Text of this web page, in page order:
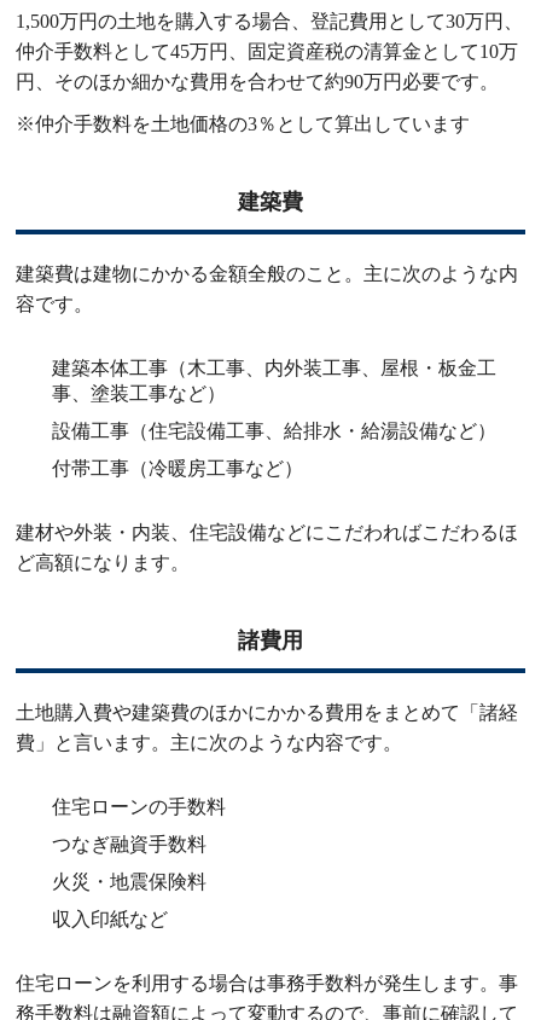
1,500万円の土地を購入する場合、登記費用として30万円、
仲介手数料として45万円、固定資産税の清算金として10万
円、そのほか細かな費用を合わせて約90万円必要です。
※仲介手数料を土地価格の3％として算出しています
建築費
建築費は建物にかかる金額全般のこと。主に次のような内
容です。
建築本体工事（木工事、 内外装工事、屋根・板金工
事、塗装工事など）
設備工事（住宅設備工事、給排水・給湯設備など）
付帯工事（冷暖房工事など）
建材や外装・内装、住宅設備などにこだわればこだわるほ
ど高額になります。
諸費用
土地購入費や建築費のほかにかかる費用をまとめて「諸経
費」と言います。主に次のような内容です。
住宅ローンの手数料
つなぎ融資手数料
火災・地震保険料
収入印紙など
住宅ローンを利用する場合は事務手数料が発生します。事
務手数料は融資額によって変動するので、事前に確認して